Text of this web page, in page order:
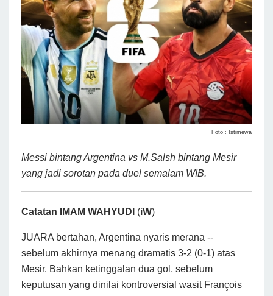
Foto : Istimewa
Messi bintang Argentina vs M.Salsh bintang Mesir
yang jadi sorotan pada duel semalam WIB.
Catatan IMAM WAHYUDI (iW)
JUARA bertahan, Argentina nyaris merana --
sebelum akhirnya menang dramatis 3-2 (0-1) atas
Mesir. Bahkan ketinggalan dua gol, sebelum
keputusan yang dinilai kontroversial wasit François